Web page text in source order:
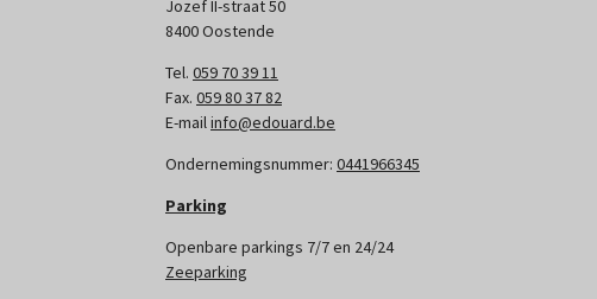
Jozef II-straat 50
8400 Oostende
Tel. 059 70 39 11
Fax. 059 80 37 82
E-mailinfo@edouard.be
Ondernemingsnummer: 0441966345
Parking
Openbare parkings 7/7 en 24/24
Zeeparking